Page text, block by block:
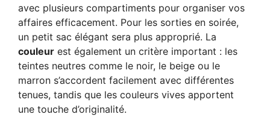
avec plusieurs compartiments pour organiser vos
affaires efficacement. Pour les sorties en soirée,
un petit sac élégant sera plus approprié. La
couleur est également un critère important : les
teintes neutres comme le noir, le beige ou le
marron s’accordent facilement avec différentes
tenues, tandis que les couleurs vives apportent
une touche d’originalité.